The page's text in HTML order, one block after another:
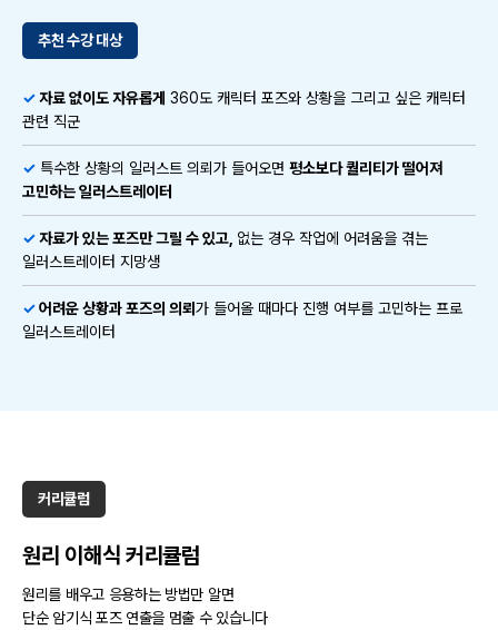
추천 수강 대상
✓자료 없이도 자유롭게 360도 캐릭터 포즈와 상황을 그리고 싶은 캐릭터
관련 직군
✓ 특수한 상황의 일러스트 의뢰가 들어오면 평소보다 퀄리티가 떨어져
고민하는 일러스트레이터
✓자료가 있는 포즈만 그릴 수 있고, 없는 경우 작업에 어려움을 겪는
일러스트레이터 지망생
✓어려운 상황과 포즈의 의뢰가 들어올 때마다 진행 여부를 고민하는 프로
일러스트레이터
커리큘럼
원리 이해식 커리큘럼
원리를 배우고 응용하는 방법만 알면
단순 암기식 포즈 연출을 멈출 수 있습니다